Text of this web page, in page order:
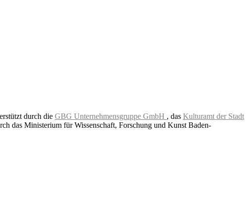
durch die GBG Unternehmensgruppe GmbH , das Kulturamt der Stadt
das Ministerium für Wissenschaft, Forschung und Kunst Baden-